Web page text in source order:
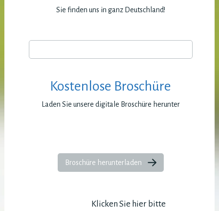
Sie finden uns in ganz Deutschland!
Kostenlose Broschüre
Laden Sie unsere digitale Broschüre herunter
Broschüre herunterladen
Klicken Sie hier bitte